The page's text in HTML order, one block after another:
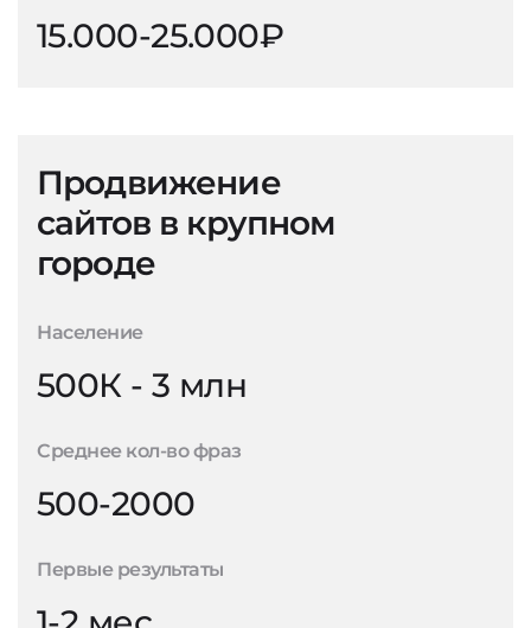
15.000-25.000₽
Продвижение
сайтов в крупном
городе
Население
500К - 3 млн
Среднее кол-во фраз
500-2000
Первые результаты